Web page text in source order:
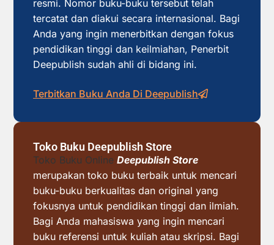
resmi. Nomor buku-buku tersebut telah
tercatat dan diakui secara internasional. Bagi
Anda yang ingin menerbitkan dengan fokus
pendidikan tinggi dan keilmiahan, Penerbit
Deepublish sudah ahli di bidang ini.
Terbitkan Buku Anda Di Deepublish
Toko Buku Deepublish Store
Toko Buku Online Deepublish Store
merupakan toko buku terbaik untuk mencari
buku-buku berkualitas dan original yang
fokusnya untuk pendidikan tinggi dan ilmiah.
Bagi Anda mahasiswa yang ingin mencari
buku referensi untuk kuliah atau skripsi. Bagi